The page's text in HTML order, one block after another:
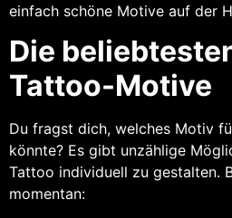
einfach schöne Motive auf der
Die
Tattoo-Motive
Du fragst dich, welches Motiv
könnte? Es gibt unzählige
Tattoo individuell zu gestalten.
momentan: